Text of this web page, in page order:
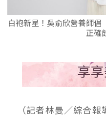
白袍新星！吳俞欣營養師
正確
（記者林曼／綜合